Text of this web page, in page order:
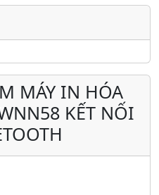
MÁY IN HÓA
KẾT NỐI